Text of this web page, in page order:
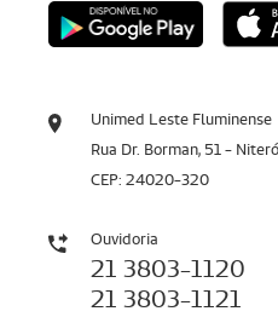
Unimed Leste Fluminense
Rua Dr. Borman, 51 -
CEP: 24020-320
Ouvidoria
21 3803-1120
21 3803-1121